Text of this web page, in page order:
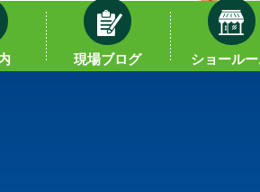
現場ブログ ショール